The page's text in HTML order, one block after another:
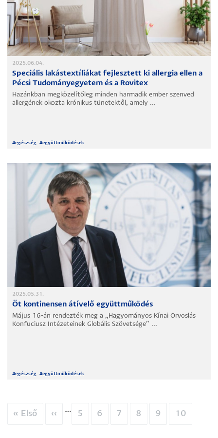
2025.06.04.
Speciális lakástextíliákat fejlesztett ki allergia ellen a
Pécsi Tudományegyetem és a Rovitex
Hazánkban megközelítőleg minden harmadik ember szenved
allergének okozta krónikus tünetektől, amely ...
#egészség #együttműködések
2025.05.31.
Öt kontinensen átívelő együttműködés
Május 16-án rendezték meg a „Hagyományos Kínai Orvoslás
Konfuciusz Intézeteinek Globális Szövetsége” ...
#egészség #együttműködések
Oldalszámozás
Első
« Első
Előző
‹‹ … Oldal
5 Oldal
6 Oldal
7 Oldal
8 Oldal
9 Oldal
10